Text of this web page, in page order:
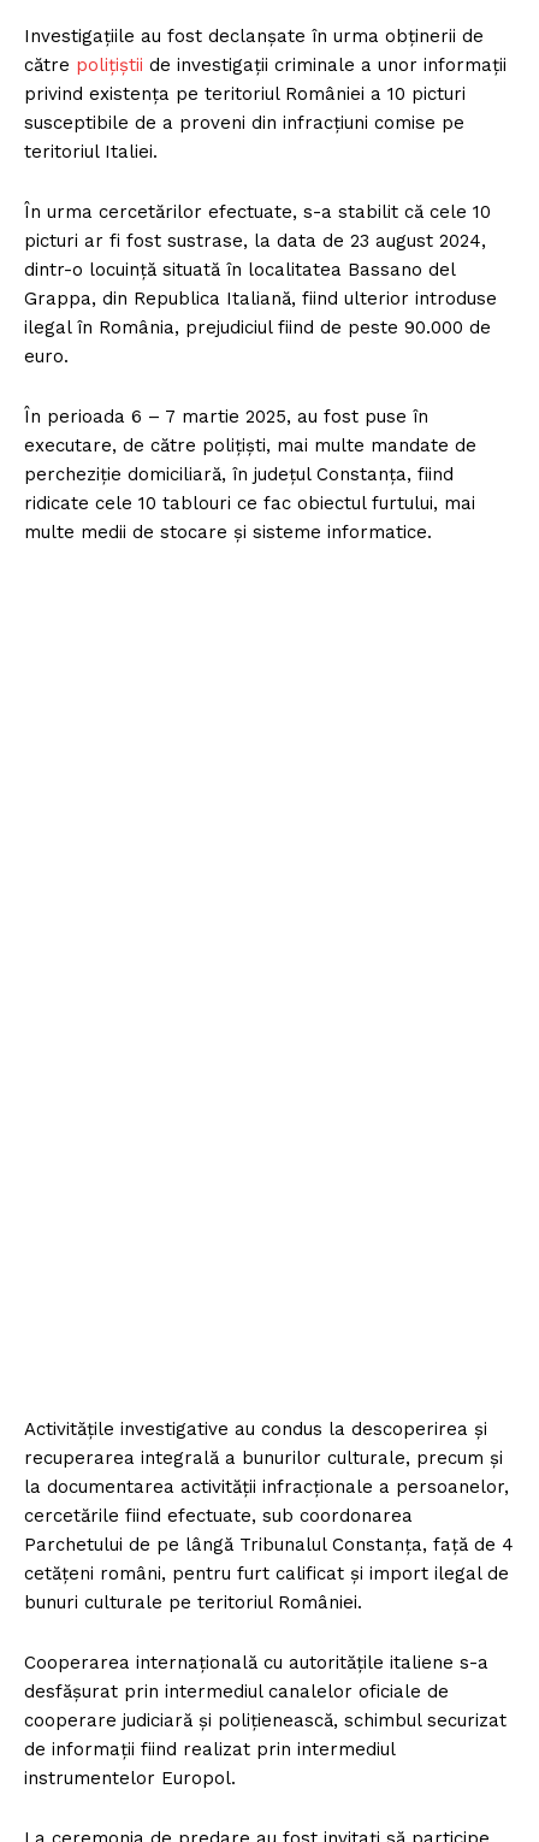
Investigațiile au fost declanșate în urma obținerii de
către polițiștii de investigații criminale a unor informații
privind existența pe teritoriul României a 10 picturi
susceptibile de a proveni din infracțiuni comise pe
teritoriul Italiei.
În urma cercetărilor efectuate, s-a stabilit că cele 10
picturi ar fi fost sustrase, la data de 23 august 2024,
dintr-o locuință situată în localitatea Bassano del
Grappa, din Republica Italiană, fiind ulterior introduse
ilegal în România, prejudiciul fiind de peste 90.000 de
euro.
În perioada 6 – 7 martie 2025, au fost puse în
executare, de către polițiști, mai multe mandate de
percheziție domiciliară, în județul Constanța, fiind
ridicate cele 10 tablouri ce fac obiectul furtului, mai
multe medii de stocare și sisteme informatice.
Activitățile investigative au condus la descoperirea și
recuperarea integrală a bunurilor culturale, precum și
la documentarea activității infracționale a persoanelor,
cercetările fiind efectuate, sub coordonarea
Parchetului de pe lângă Tribunalul Constanța, față de 4
cetățeni români, pentru furt calificat și import ilegal de
bunuri culturale pe teritoriul României.
Cooperarea internațională cu autoritățile italiene s-a
desfășurat prin intermediul canalelor oficiale de
cooperare judiciară și polițienească, schimbul securizat
de informații fiind realizat prin intermediul
instrumentelor Europol.